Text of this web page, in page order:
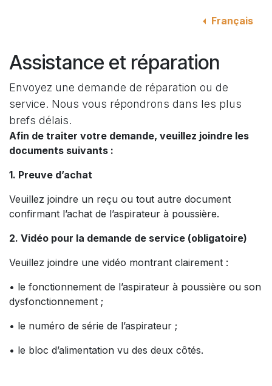
Français
Assistance et réparation
Envoyez une demande de réparation ou de
service. Nous vous répondrons dans les plus
brefs délais.
Afin de traiter votre demande, veuillez joindre les
documents suivants :
1. Preuve d’achat
Veuillez joindre un reçu ou tout autre document
confirmant l’achat de l’aspirateur à poussière.
2. Vidéo pour la demande de service (obligatoire)
Veuillez joindre une vidéo montrant clairement :
• le fonctionnement de l’aspirateur à poussière ou son
dysfonctionnement ;
• le numéro de série de l’aspirateur ;
• le bloc d’alimentation vu des deux côtés.